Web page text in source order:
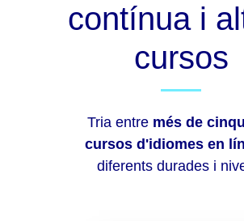
contínua i
cursos
Tria entre més de
cursos d'idiomes en
diferents durades i